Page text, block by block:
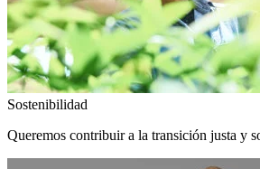
Sostenibilidad
Queremos contribuir a la transición justa y